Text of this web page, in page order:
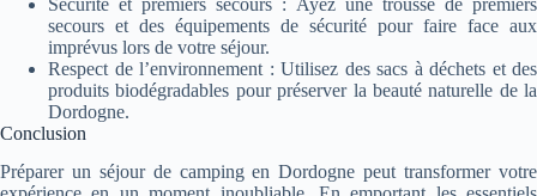
secours et des équipements de sécurité pour faire face aux
imprévus lors de votre séjour.
Respect de l’environnement : Utilisez des sacs à déchets et des
produits biodégradables pour préserver la beauté naturelle de la
Dordogne.
Conclusion
Préparer un séjour de camping en Dordogne peut transformer votre